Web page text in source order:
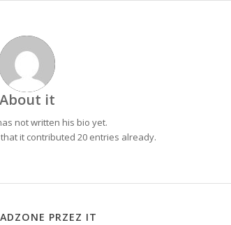
About it
not written his bio yet.
it contributed 20 entries already.
PRZEZ IT